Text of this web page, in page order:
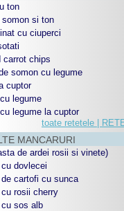
ton
si ton
cu ciuperci
carrot chips
somon cu legume
cuptor
legume
legume la cuptor
toate retetele |
MANCARURI
de ardei rosii si vinete)
dovlecei
de cartofi cu sunca
rosii cherry
sos alb